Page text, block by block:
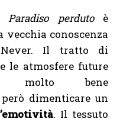
Paradiso perdutoè
vecchia conoscenza
Il tratto di
le atmosfere future
molto bene
però dimenticare un
. Il tessuto